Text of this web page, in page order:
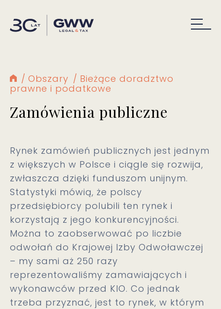
Obszary
Bieżące doradztwo
prawne i podatkowe
Zamówienia publiczne
Rynek zamówień publicznych jest jednym
z większych w Polsce i ciągle się rozwija,
zwłaszcza dzięki funduszom unijnym.
Statystyki mówią, że polscy
przedsiębiorcy polubili ten rynek i
korzystają z jego konkurencyjności.
Można to zaobserwować po liczbie
odwołań do Krajowej Izby Odwoławczej
– my sami aż 250 razy
reprezentowaliśmy zamawiających i
wykonawców przed KIO. Co jednak
trzeba przyznać, jest to rynek, w którym